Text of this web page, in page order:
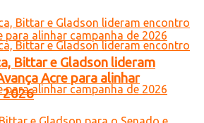
Bittar e Gladson lideram
Acre para alinhar
2026